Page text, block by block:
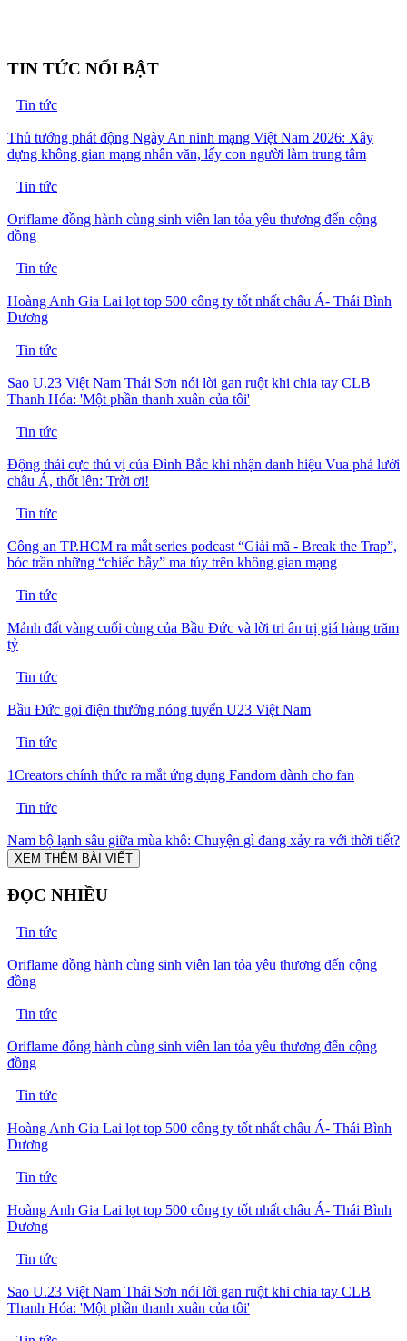
TIN TỨC NỔI BẬT
Tin tức
Thủ tướng phát động Ngày An ninh mạng Việt Nam 2026: Xây
dựng không gian mạng nhân văn, lấy con người làm trung tâm
Tin tức
Oriflame đồng hành cùng sinh viên lan tỏa yêu thương đến cộng
đồng
Tin tức
Hoàng Anh Gia Lai lọt top 500 công ty tốt nhất châu Á- Thái Bình
Dương
Tin tức
Sao U.23 Việt Nam Thái Sơn nói lời gan ruột khi chia tay CLB
Thanh Hóa: 'Một phần thanh xuân của tôi'
Tin tức
Động thái cực thú vị của Đình Bắc khi nhận danh hiệu Vua phá lưới
châu Á, thốt lên: Trời ơi!
Tin tức
Công an TP.HCM ra mắt series podcast “Giải mã - Break the Trap”,
bóc trần những “chiếc bẫy” ma túy trên không gian mạng
Tin tức
Mảnh đất vàng cuối cùng của Bầu Đức và lời tri ân trị giá hàng trăm
tỷ
Tin tức
Bầu Đức gọi điện thưởng nóng tuyển U23 Việt Nam
Tin tức
1Creators chính thức ra mắt ứng dụng Fandom dành cho fan
Tin tức
Nam bộ lạnh sâu giữa mùa khô: Chuyện gì đang xảy ra với thời tiết?
XEM THÊM BÀI VIẾT
ĐỌC NHIỀU
Tin tức
Oriflame đồng hành cùng sinh viên lan tỏa yêu thương đến cộng
đồng
Tin tức
Oriflame đồng hành cùng sinh viên lan tỏa yêu thương đến cộng
đồng
Tin tức
Hoàng Anh Gia Lai lọt top 500 công ty tốt nhất châu Á- Thái Bình
Dương
Tin tức
Hoàng Anh Gia Lai lọt top 500 công ty tốt nhất châu Á- Thái Bình
Dương
Tin tức
Sao U.23 Việt Nam Thái Sơn nói lời gan ruột khi chia tay CLB
Thanh Hóa: 'Một phần thanh xuân của tôi'